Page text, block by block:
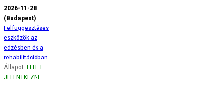
2026-11-28
(Budapest):
Felfüggesztéses
eszközök az
edzésben és a
rehabilitációban
Állapot: LEHET
JELENTKEZNI